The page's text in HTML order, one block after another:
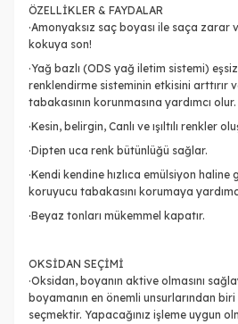
ÖZELLİKLER & FAYDALAR
·Amonyaksız saç boyası ile saça zarar
kokuya son!
·Yağ bazlı (ODS yağ iletim sistemi)
renklendirme sisteminin etkisini arttırır
tabakasının korunmasına yardımcı olur.
·Kesin, belirgin, Canlı ve ışıltılı renkler
·Dipten uca renk bütünlüğü sağlar.
·Kendi kendine hızlıca emülsiyon haline
koruyucu tabakasını korumaya
·Beyaz tonları mükemmel kapatır.
OKSİDAN SEÇİMİ
·Oksidan, boyanın aktive olmasını
boyamanın en önemli unsurlarından
seçmektir. Yapacağınız işleme uygun